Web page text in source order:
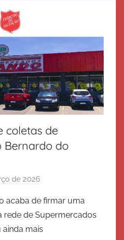
coletas de
Bernardo do
de 2026
r
E
x
acaba de firmar uma
rede de Supermercados
mais